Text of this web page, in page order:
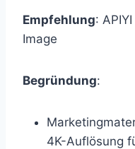
Empfehlung:
Image
Begründung:
4K-Auflösung